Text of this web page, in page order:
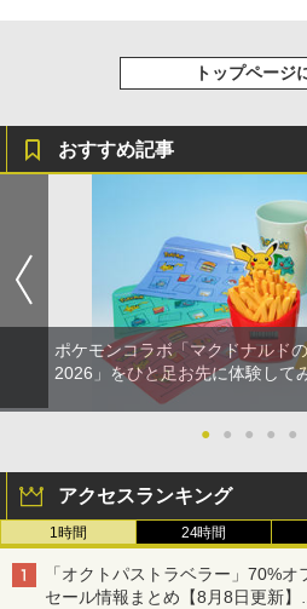
トップページ
おすすめ記事
ポケモンコラボ「マクドナルド
2026」をひと足お先に体験して
● ● ● ● ●
アクセスランキング
1時間 24時間
「オクトパストラベラー」70%
セール情報まとめ【8月8日更新】